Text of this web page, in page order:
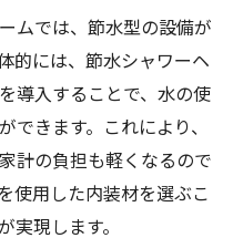
ムでは、節水型の設備が
的には、節水シャワーヘ
導入することで、水の使
きます。これにより、
計の負担も軽くなるので
使用した内装材を選ぶこ
実現します。